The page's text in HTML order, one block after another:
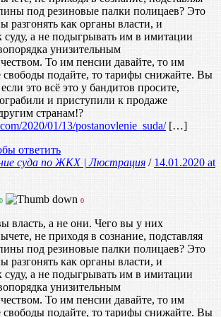
под резиновые палки полицаев? Это
разгонять как органы власти, и
суду, а не подыгрывать им в имитации
унизительным
То им пенсии давайте, то им
свободы подайте, то тарифы снижайте. Вы
это всё это у бандитов просите,
и приступили к продаже
странам!?
2020/01/13/postanovlenie_suda/[…]
ответить
суда по ЖКХ | Люстрация / 14.01.2020 at
0 0
власть, а не они. Чего вы у них
не приходя в сознание, подставляя
под резиновые палки полицаев? Это
разгонять как органы власти, и
суду, а не подыгрывать им в имитации
унизительным
То им пенсии давайте, то им
свободы подайте, то тарифы снижайте. Вы